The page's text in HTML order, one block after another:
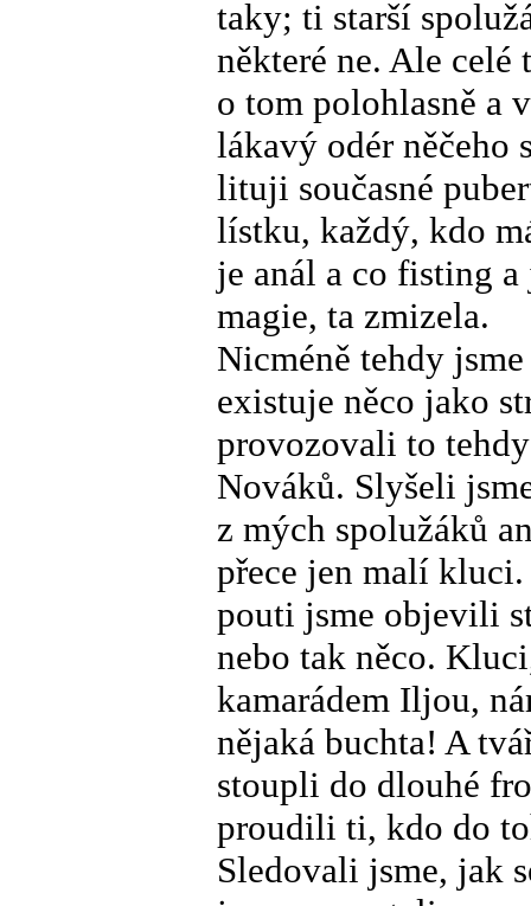
taky; ti starší
některé ne. Ale
o tom polohlasně a
lákavý odér něčeho
lituji současné
lístku, každý, kdo
je anál a co fisting
magie, ta zmizela.
Nicméně tehdy
existuje něco jako
provozovali to
Nováků. Slyšeli
z mých spolužáků
přece jen malí
pouti jsme objevili
nebo tak něco.
kamarádem Iljou,
nějaká buchta! A
stoupli do dlouhé
proudili ti, kdo do
Sledovali jsme, jak